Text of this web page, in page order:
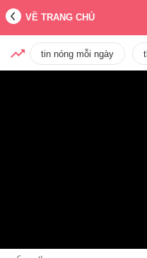
VỀ TRANG CHỦ
tin nóng mỗi ngày